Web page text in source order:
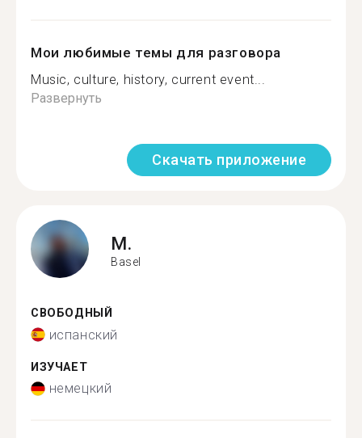
Мои любимые темы для разговора
Music, culture, history, current event...
Развернуть
Скачать приложение
M.
Basel
СВОБОДНЫЙ
испанский
ИЗУЧАЕТ
немецкий